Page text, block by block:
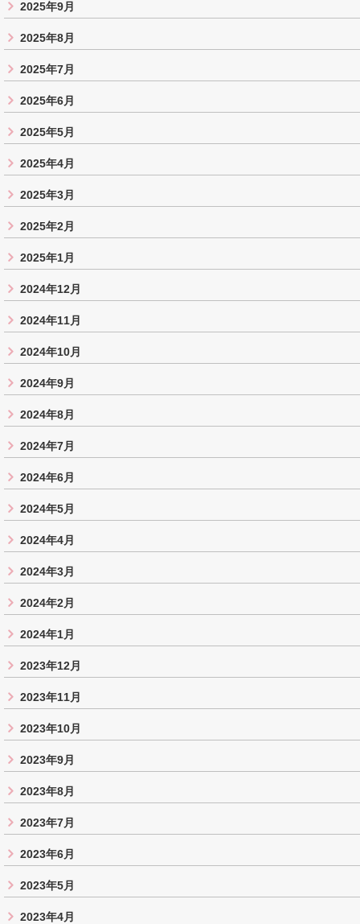
2025年9月
2025年8月
2025年7月
2025年6月
2025年5月
2025年4月
2025年3月
2025年2月
2025年1月
2024年12月
2024年11月
2024年10月
2024年9月
2024年8月
2024年7月
2024年6月
2024年5月
2024年4月
2024年3月
2024年2月
2024年1月
2023年12月
2023年11月
2023年10月
2023年9月
2023年8月
2023年7月
2023年6月
2023年5月
2023年4月